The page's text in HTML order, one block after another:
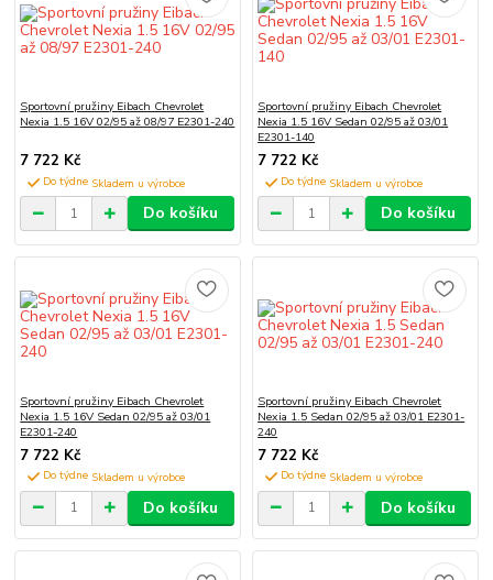
Sportovní pružiny Eibach Chevrolet
Nexia 1.5 16V 02/95 až 08/97 E2301-240
7 722 Kč
Do týdne
Do košíku
Sportovní pružiny Eibach Chevrolet
Nexia 1.5 16V Sedan 02/95 až 03/01
E2301-140
7 722 Kč
Do týdne
Do košíku
Sportovní pružiny Eibach Chevrolet
Nexia 1.5 16V Sedan 02/95 až 03/01
E2301-240
7 722 Kč
Do týdne
Do košíku
Sportovní pružiny Eibach Chevrolet
Nexia 1.5 Sedan 02/95 až 03/01 E2301-
240
7 722 Kč
Do týdne
Do košíku